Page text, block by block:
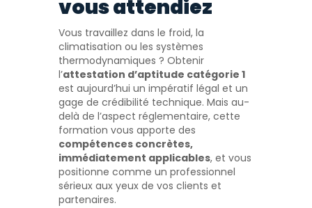
vous attendiez
Vous travaillez dans le froid, la
climatisation ou les systèmes
thermodynamiques ? Obtenir
l’attestation d’aptitude catégorie 1
est aujourd’hui un impératif légal et un
gage de crédibilité technique. Mais au-
delà de l’aspect réglementaire, cette
formation vous apporte des
compétences concrètes,
immédiatement applicables, et vous
positionne comme un professionnel
sérieux aux yeux de vos clients et
partenaires.